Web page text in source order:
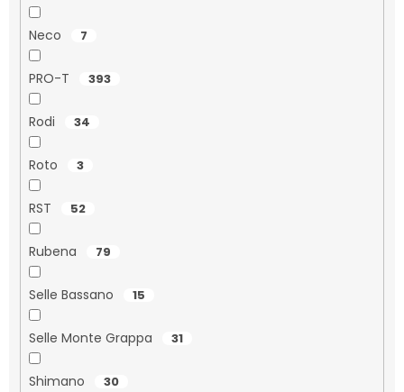
Neco 7
PRO-T 393
Rodi 34
Roto 3
RST 52
Rubena 79
Selle Bassano 15
Selle Monte Grappa 31
Shimano 30